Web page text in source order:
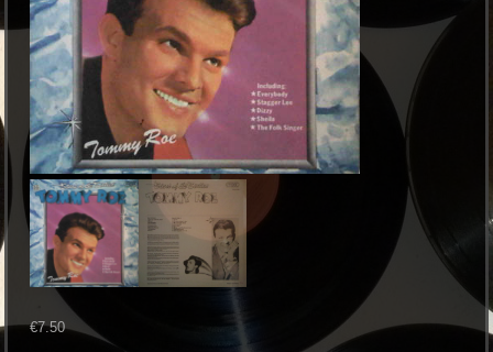
€7.50